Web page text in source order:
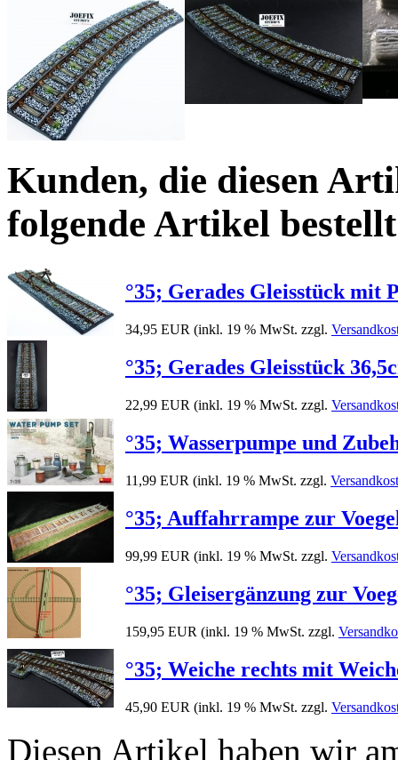
Kunden, die diesen
folgende Artikel
°35; Gerades Gleisstück mit
34,95 EUR (inkl. 19 % MwSt. zzgl.
°35; Gerades Gleisstück
22,99 EUR (inkl. 19 % MwSt. zzgl.
°35; Wasserpumpe und
11,99 EUR (inkl. 19 % MwSt. zzgl.
°35; Auffahrrampe zur
99,99 EUR (inkl. 19 % MwSt. zzgl.
°35; Gleisergänzung zur
159,95 EUR (inkl. 19 % MwSt. zzgl.
°35; Weiche rechts mit
45,90 EUR (inkl. 19 % MwSt. zzgl.
Diesen Artikel haben wir